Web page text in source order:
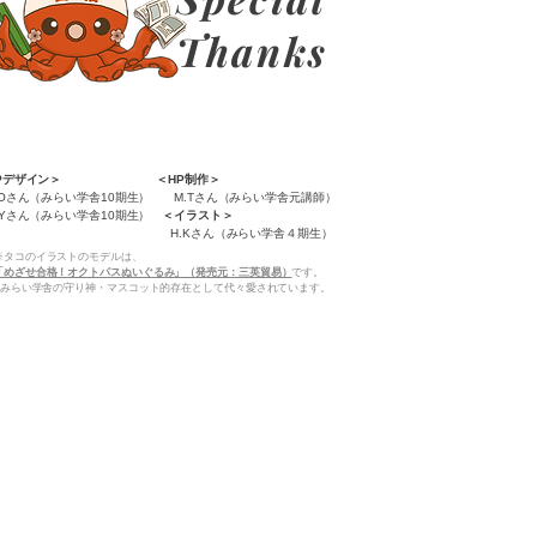
Thanks
デザイン＞ ＜HP制作＞
ん（みらい学舎10期生） M.Tさん（みらい学舎元講師）
ん（みらい学舎10期生）
＜イラスト＞
さん（みらい学舎４期生）
コのイラストのモデルは、
「めざせ合格！オクトパスぬいぐるみ」（発売元：三英貿易） です。
みらい学舎の守り神・マスコット的存在として代々愛されています。